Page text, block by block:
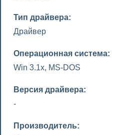
Тип драйвера:
Драйвер
Операционная система:
Win 3.1x, MS-DOS
Версия драйвера:
-
Производитель: